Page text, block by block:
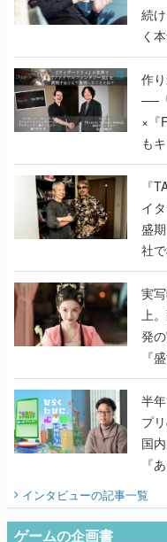
作
──
×『
も
で
く
『
イ
盛
社
『
ん
実
上
発
『
う
半年
プ
国
『
て
インタビューの記事一覧
『
な